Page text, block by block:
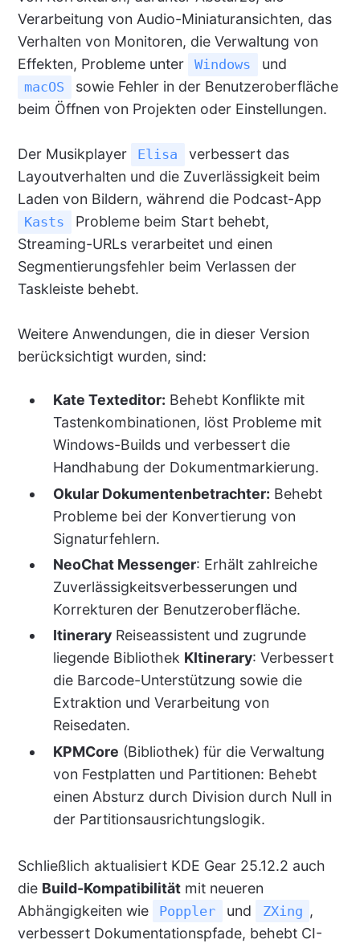
Verarbeitung von Audio-Miniaturansichten, das
Verhalten von Monitoren, die Verwaltung von
Effekten, Probleme unter
Windows und
macOS
sowie Fehler in der Benutzeroberfläche
beim Öffnen von Projekten oder Einstellungen.
Der Musikplayer Elisa
verbessert das
Layoutverhalten und die Zuverlässigkeit beim
Laden von Bildern, während die Podcast-App
Kasts
Probleme beim Start behebt,
Streaming-URLs verarbeitet und einen
Segmentierungsfehler beim Verlassen der
Taskleiste behebt.
Weitere Anwendungen, die in dieser Version
berücksichtigt wurden, sind:
Kate Texteditor: Behebt Konflikte mit
Tastenkombinationen, löst Probleme mit
Windows-Builds und verbessert die
Handhabung der Dokumentmarkierung.
Okular Dokumentenbetrachter: Behebt
Probleme bei der Konvertierung von
Signaturfehlern.
NeoChat Messenger: Erhält zahlreiche
Zuverlässigkeitsverbesserungen und
Korrekturen der Benutzeroberfläche.
ItineraryReiseassistent und zugrunde
liegende Bibliothek KItinerary: Verbessert
die Barcode-Unterstützung sowie die
Extraktion und Verarbeitung von
Reisedaten.
KPMCore (Bibliothek) für die Verwaltung
von Festplatten und Partitionen: Behebt
einen Absturz durch Division durch Null in
der Partitionsausrichtungslogik.
Schließlich aktualisiert KDE Gear 25.12.2 auch
die Build-Kompatibilitätmit neueren
Abhängigkeiten wie
Poppler und ZXing ,
verbessert Dokumentationspfade, behebt CI-